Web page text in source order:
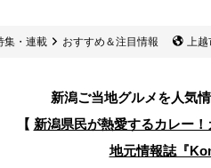
集・連載 おすすめ＆注目情報 上越
新潟ご当地グルメを人気
【 新潟県民が熱愛するカレー
地元情報誌『